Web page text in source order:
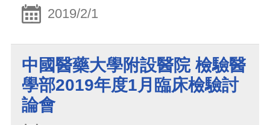
2019/2/1
中國醫藥大學附設醫院 檢驗醫
學部2019年度1月臨床檢驗討
論會